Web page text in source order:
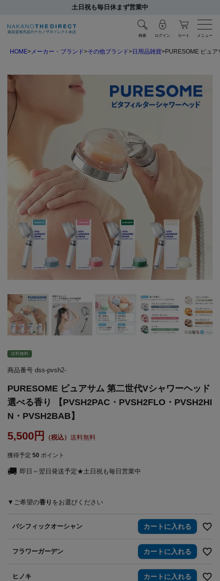
土日祝も毎日休まず営業中
検索 ログイン カート メニュー
HOME メーカー・ブランド その他ブランド 日用品雑貨 PURESOME ピュ
送料無料
商品番号 dss-pvsh2-
PURESOME ピュアサム 第二世代Vシャワーヘッド
選べる香り 【PVSH2PAC・PVSH2FLO・PVSH2HI
N・PVSH2BAB】
5,500 送料無料
獲得予定 50 ポイント
即日～翌日発送予定★土日祝も毎日営業中
香り
パシフィックオーシャン カートに入れる
フラワーガーデン カートに入れる
ヒノキ カートに入れる